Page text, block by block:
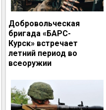
Добровольческая
бригада «БАРС-
Курск» встречает
летний период во
всеоружии